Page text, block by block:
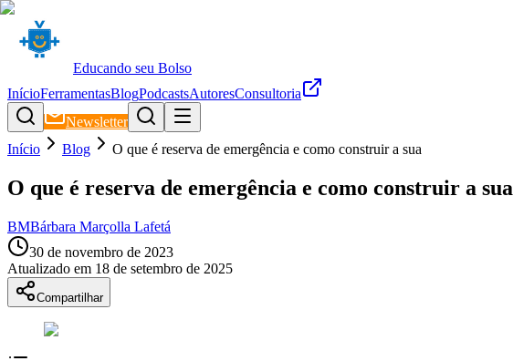
Educando seu Bolso
InícioFerramentasBlogPodcastsAutoresConsultoria
Newsletter
Início
Blog O que é reserva de emergência e como construir a sua
O que é reserva de emergência e como construir a sua
BMBárbara Marçolla Lafetá
30 de novembro de 2023
Atualizado em 18 de setembro de 2025
Compartilhar